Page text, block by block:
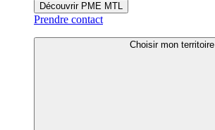
Découvrir PME MTL
Prendre contact
Choisir mon territoire